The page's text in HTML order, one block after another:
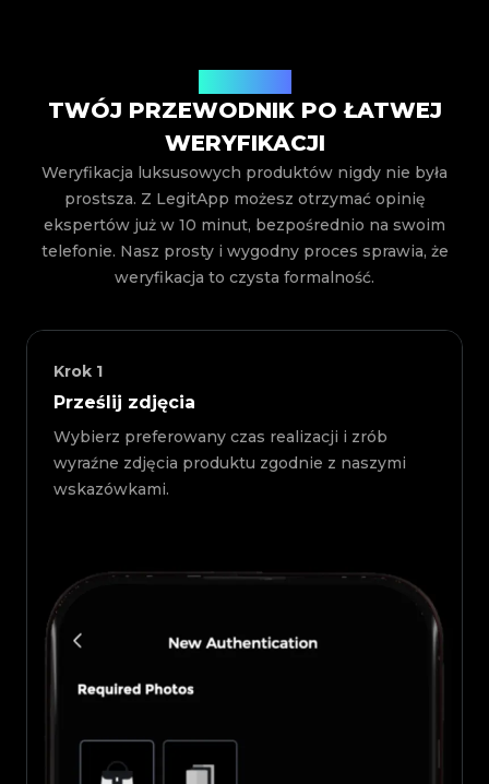
TWÓJ PRZEWODNIK PO ŁATWEJ
WERYFIKACJI
Weryfikacja luksusowych produktów nigdy nie była
prostsza. Z LegitApp możesz otrzymać opinię
ekspertów już w 10 minut, bezpośrednio na swoim
telefonie. Nasz prosty i wygodny proces sprawia, że
weryfikacja to czysta formalność.
Krok 1
Prześlij zdjęcia
Wybierz preferowany czas realizacji i zrób
wyraźne zdjęcia produktu zgodnie z naszymi
wskazówkami.